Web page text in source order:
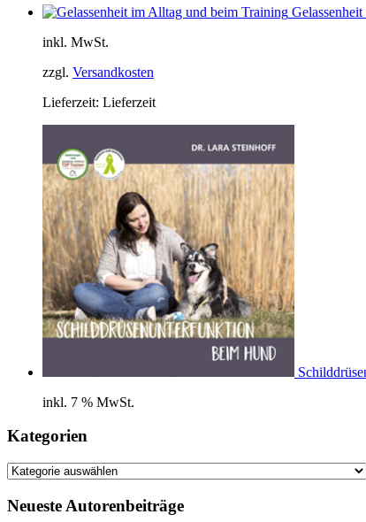
inkl. MwSt.
zzgl. Versandkosten
Lieferzeit: Lieferzeit
inkl. 7 % MwSt.
Kategorien
Kategorien
Neueste Autorenbeiträge